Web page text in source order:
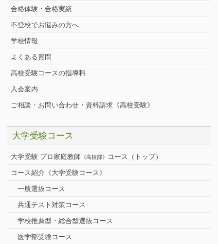
合格体験・合格実績
不登校でお悩みの方へ
学校情報
よくある質問
高校受験コースの指導料
入会案内
ご相談・お問い合わせ・資料請求《高校受験》
大学受験コース
大学受験 プロ家庭教師 《高校部》 コース（トップ）
コース紹介《大学受験コース》
一般選抜コース
共通テスト対策コース
学校推薦型・総合型選抜コース
医学部受験コース